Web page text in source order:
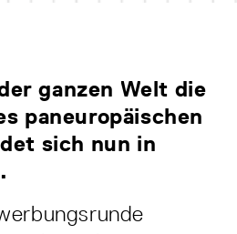
ganzen Welt die
paneuropäischen
sich nun in